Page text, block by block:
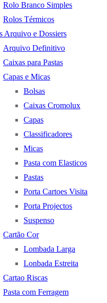
Rolo Branco Simples
Rolos Térmicos
Arquivo e Dossiers
Arquivo Definitivo
Caixas para Pastas
Capas e Micas
Bolsas
Caixas Cromolux
Capas
Classificadores
Micas
Pasta com Elasticos
Pastas
Porta Cartoes Visita
Porta Projectos
Suspenso
Cartão Cor
Lombada Larga
Lonbada Estreita
Cartao Riscas
Pasta com Ferragem